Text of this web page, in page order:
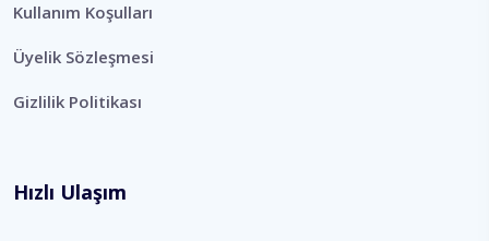
Kullanım Koşulları
Üyelik Sözleşmesi
Gizlilik Politikası
Hızlı Ulaşım